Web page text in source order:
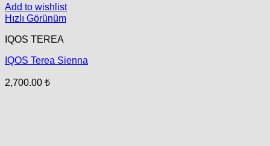
Add to wishlist
Hızlı Görünüm
IQOS TEREA
IQOS Terea Sienna
2,700.00 ₺